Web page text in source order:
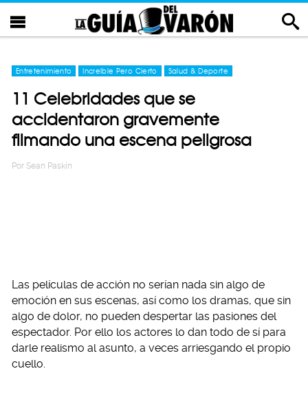
Entretenimiento Increíble Pero Cierto Salud & Deporte
11 Celebridades que se
accidentaron gravemente
filmando una escena peligrosa
Por Sean Paskin
Las películas de acción no serían nada sin algo de
emoción en sus escenas, así como los dramas, que sin
algo de dolor, no pueden despertar las pasiones del
espectador. Por ello los actores lo dan todo de sí para
darle realismo al asunto, a veces arriesgando el propio
cuello.